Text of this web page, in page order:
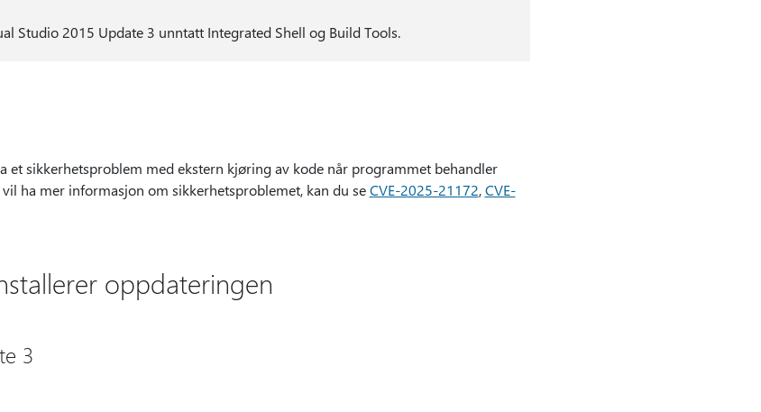
Studio 2015 Update 3 unntatt Integrated Shell og Build Tools.
et sikkerhetsproblem med ekstern kjøring av kode når programmet behandler
ha mer informasjon om sikkerhetsproblemet, kan du seCVE-2025-21172,CVE-
oppdateringen
3